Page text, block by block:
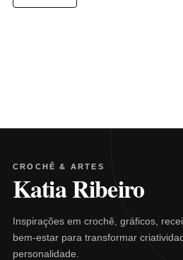
CROCHÊ & ARTES
Katia Ribeiro
Inspirações em crochê, gráficos,
bem-estar para transformar
personalidade.